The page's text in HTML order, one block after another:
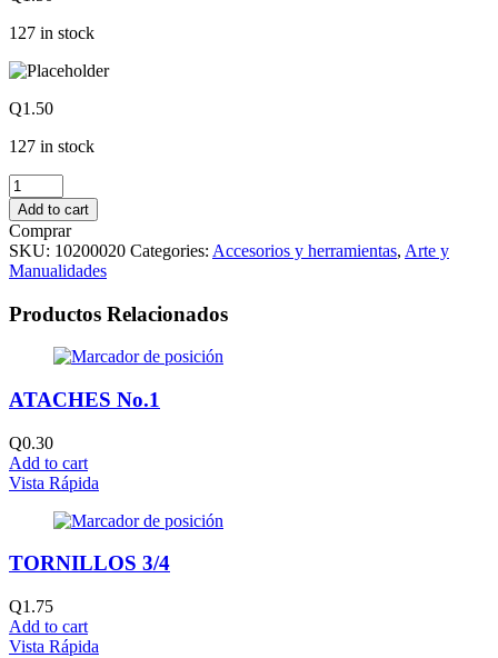
127 in stock
Q1.50
127 in stock
PARES
DE
OJOS
MOVIBLES
No.5
quantity
Add to cart
Comprar
SKU: 10200020 Categories: Accesorios y herramientas, Arte y
Manualidades
Productos Relacionados
ATACHES No.1
Q0.30
Add to cart
Vista Rápida
TORNILLOS 3/4
Q1.75
Add to cart
Vista Rápida